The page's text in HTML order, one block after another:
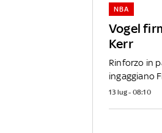
Vogel
Kerr
NBA
Rinforzo in
ingaggiano
13 lug - 08:10